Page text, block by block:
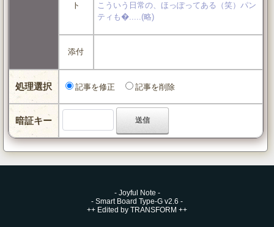
ト
こういう日常の、ほっぽってある（笑）パン
ティも�.....(略)
添付
処理選択 記事を修正 記事を削除
暗証キー
- Joyful Note -
- Smart Board Type-G v2.6 -
++ Edited by TRANSFORM ++